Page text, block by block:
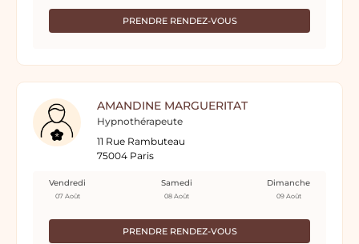
PRENDRE RENDEZ-VOUS
AMANDINE MARGUERITAT
Hypnothérapeute
11 Rue Rambuteau
75004 Paris
PRENDRE RENDEZ-VOUS
Vendredi
07 Août
Samedi
08 Août
Dimanche
09 Août